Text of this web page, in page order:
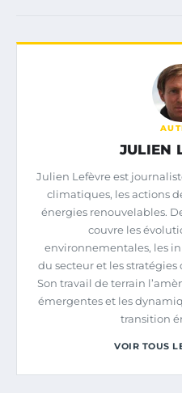
JULIEN
Julien Lefèvre est
climatiques, les actions
énergies renouvelables.
couvre les
environnementales, les
du secteur et les
Son travail de terrain
émergentes et les
transition
VOIR TOUS